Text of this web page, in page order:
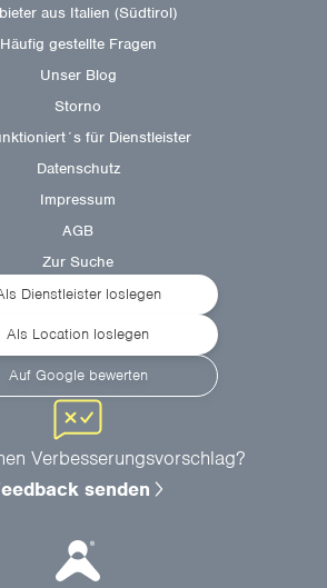
aus Italien (Südtirol)
Häufig gestellte Fragen
Unser Blog
Storno
für Dienstleister
Datenschutz
Impressum
AGB
Zur Suche
Dienstleister loslegen
Als Location loslegen
Auf Google bewerten
Verbesserungsvorschlag?
senden